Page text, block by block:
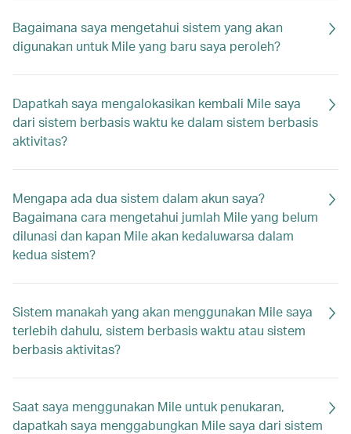
Bagaimana saya mengetahui sistem yang akan
digunakan untuk Mile yang baru saya peroleh?
Dapatkah saya mengalokasikan kembali Mile saya
dari sistem berbasis waktu ke dalam sistem berbasis
aktivitas?
Mengapa ada dua sistem dalam akun saya?
Bagaimana cara mengetahui jumlah Mile yang belum
dilunasi dan kapan Mile akan kedaluwarsa dalam
kedua sistem?
Sistem manakah yang akan menggunakan Mile saya
terlebih dahulu, sistem berbasis waktu atau sistem
berbasis aktivitas?
Saat saya menggunakan Mile untuk penukaran,
dapatkah saya menggabungkan Mile saya dari sistem